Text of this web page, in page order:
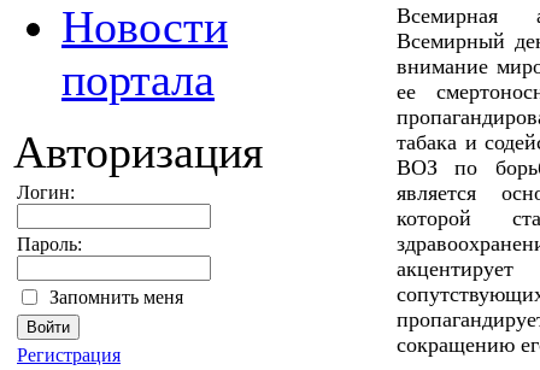
Новости
портала
Авторизация
Логин:
Пароль:
Запомнить меня
Регистрация
Всемирная
Всемирный
внимание
ее
табака и
ВОЗ по
является
которой
сокращению